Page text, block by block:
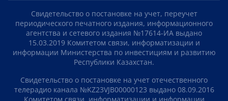
Яндекс Дзен Telegram
247k 21k 12k 75 523k 17k